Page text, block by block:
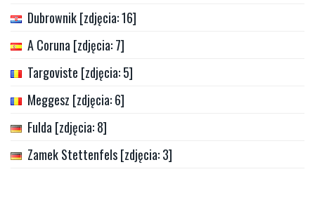
Dubrownik [zdjęcia: 16]
A Coruna [zdjęcia: 7]
Targoviste [zdjęcia: 5]
Meggesz [zdjęcia: 6]
Fulda [zdjęcia: 8]
Zamek Stettenfels [zdjęcia: 3]